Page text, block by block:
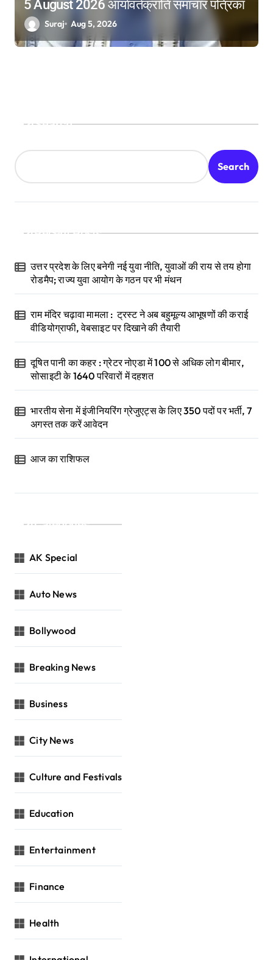
5 August 2026 आर्यावर्तक्रांति समाचार पत्रिका
Suraj Aug 5, 2026
Search
Search
Recent Posts
उत्तर प्रदेश के लिए बनेगी नई युवा नीति, युवाओं की राय से तय होगा
रोडमैप; राज्य युवा आयोग के गठन पर भी मंथन
राम मंदिर चढ़ावा मामला : ट्रस्ट ने अब बहुमूल्य आभूषणों की कराई
वीडियोग्राफी, वेबसाइट पर दिखाने की तैयारी
दूषित पानी का कहर : ग्रेटर नोएडा में 100 से अधिक लोग बीमार,
सोसाइटी के 1640 परिवारों में दहशत
भारतीय सेना में इंजीनियरिंग ग्रेजुएट्स के लिए 350 पदों पर भर्ती, 7
अगस्त तक करें आवेदन
आज का राशिफल
Categories
AK Special
Auto News
Bollywood
Breaking News
Business
City News
Culture and Festivals
Education
Entertainment
Finance
Health